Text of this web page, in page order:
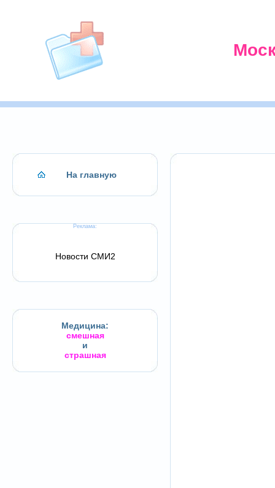
На главную
Реклама:
Новости СМИ2
Медицина:
смешная
и
страшная